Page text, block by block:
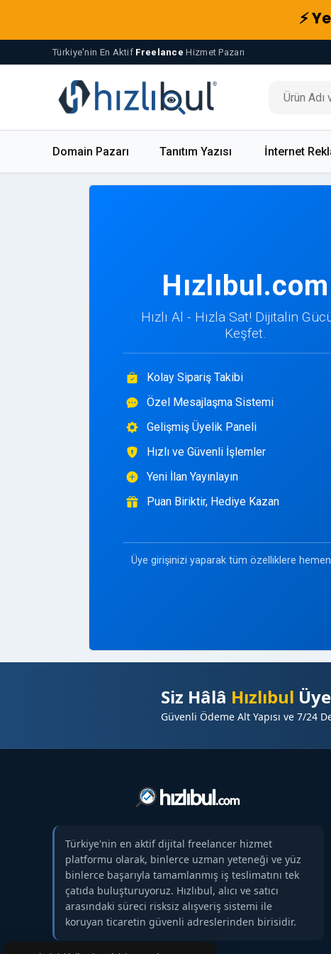
⚡
Türkiye'nin En Aktif Freelance Hizmet Pazarı
Domain Pazarı Tanıtım Yazısı İnternet
Hızlıbul.com
Hızlı Al - Hızla Sat! Dijitalin
Keşfet.
Kolay Sipariş Takibi
Özel Mesajlaşma Sistemi
Gelişmiş Üyelik Paneli
Hızlı ve Güvenli İşlemler
Yeni İlan Yayınlayın
Puan Biriktir, Hediye Kazan
Üye girişinizi yaparak tüm özelliklere
Siz Hâlâ Hızlıbul
Güvenli Ödeme Alt Yapısı ve 7/24
Türkiye'nin en aktif dijital freelancer hizmet
platformu olarak, binlerce uzman yeteneği ve yüz
binlerce başarıyla tamamlanmış iş teslimatını tek
çatıda buluşturuyoruz. Hızlıbul, alıcı ve satıcı
arasındaki süreci risksiz alışveriş sistemi ile
koruyan ticaretin güvenli adreslerinden birisidir.